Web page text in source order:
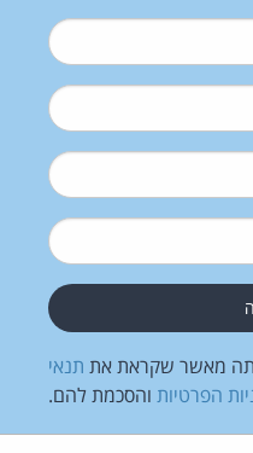
מאשר שקראת את תנאי
הפרטיות והסכמת להם.